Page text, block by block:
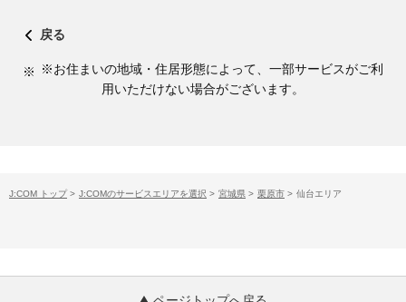
戻る
※お住まいの地域・住居形態によって、一部サービスがご利
用いただけない場合がございます。
J:COM トップ > J:COMのサービスエリアを選択 > 宮城県 > 栗原市 > 仙台エリア